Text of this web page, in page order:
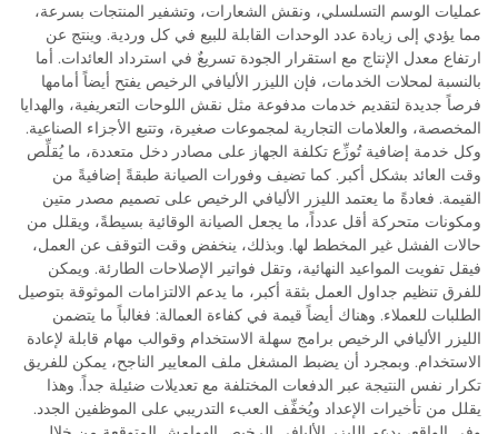
عمليات الوسم التسلسلي، ونقش الشعارات، وتشفير المنتجات بسرعة،
مما يؤدي إلى زيادة عدد الوحدات القابلة للبيع في كل وردية. وينتج عن
ارتفاع معدل الإنتاج مع استقرار الجودة تسريعٌ في استرداد العائدات. أما
بالنسبة لمحلات الخدمات، فإن الليزر الأليافي الرخيص يفتح أيضاً أمامها
فرصاً جديدة لتقديم خدمات مدفوعة مثل نقش اللوحات التعريفية، والهدايا
المخصصة، والعلامات التجارية لمجموعات صغيرة، وتتبع الأجزاء الصناعية.
وكل خدمة إضافية تُوزِّع تكلفة الجهاز على مصادر دخل متعددة، ما يُقلِّص
وقت العائد بشكل أكبر. كما تضيف وفورات الصيانة طبقةً إضافيةً من
القيمة. فعادةً ما يعتمد الليزر الأليافي الرخيص على تصميم مصدر متين
ومكونات متحركة أقل عدداً، ما يجعل الصيانة الوقائية بسيطةً، ويقلل من
حالات الفشل غير المخطط لها. وبذلك، ينخفض وقت التوقف عن العمل،
فيقل تفويت المواعيد النهائية، وتقل فواتير الإصلاحات الطارئة. ويمكن
للفرق تنظيم جداول العمل بثقة أكبر، ما يدعم الالتزامات الموثوقة بتوصيل
الطلبات للعملاء. وهناك أيضاً قيمة في كفاءة العمالة: فغالباً ما يتضمن
الليزر الأليافي الرخيص برامج سهلة الاستخدام وقوالب مهام قابلة لإعادة
الاستخدام. وبمجرد أن يضبط المشغل ملف المعايير الناجح، يمكن للفريق
تكرار نفس النتيجة عبر الدفعات المختلفة مع تعديلات ضئيلة جداً. وهذا
يقلل من تأخيرات الإعداد ويُخفِّف العبء التدريبي على الموظفين الجدد.